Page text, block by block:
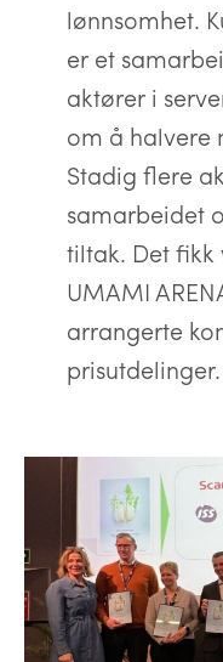
lønnsomhet.
er et
aktører i
om å halvere
Stadig flere
samarbeidet
tiltak. Det
UMAMI
arrangerte
prisutdelinger.